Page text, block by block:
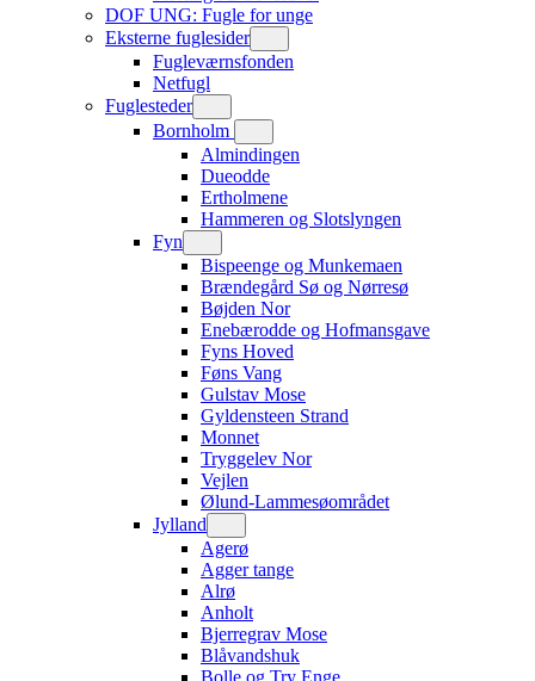
DOF UNG: Fugle for unge
Eksterne fuglesider
Fugleværnsfonden
Netfugl
Fuglesteder
Bornholm
Almindingen
Dueodde
Ertholmene
Hammeren og Slotslyngen
Fyn
Bispeenge og Munkemaen
Brændegård Sø og Nørresø
Bøjden Nor
Enebærodde og Hofmansgave
Fyns Hoved
Føns Vang
Gulstav Mose
Gyldensteen Strand
Monnet
Tryggelev Nor
Vejlen
Ølund-Lammesøområdet
Jylland
Agerø
Agger tange
Alrø
Anholt
Bjerregrav Mose
Blåvandshuk
Bolle og Try Enge